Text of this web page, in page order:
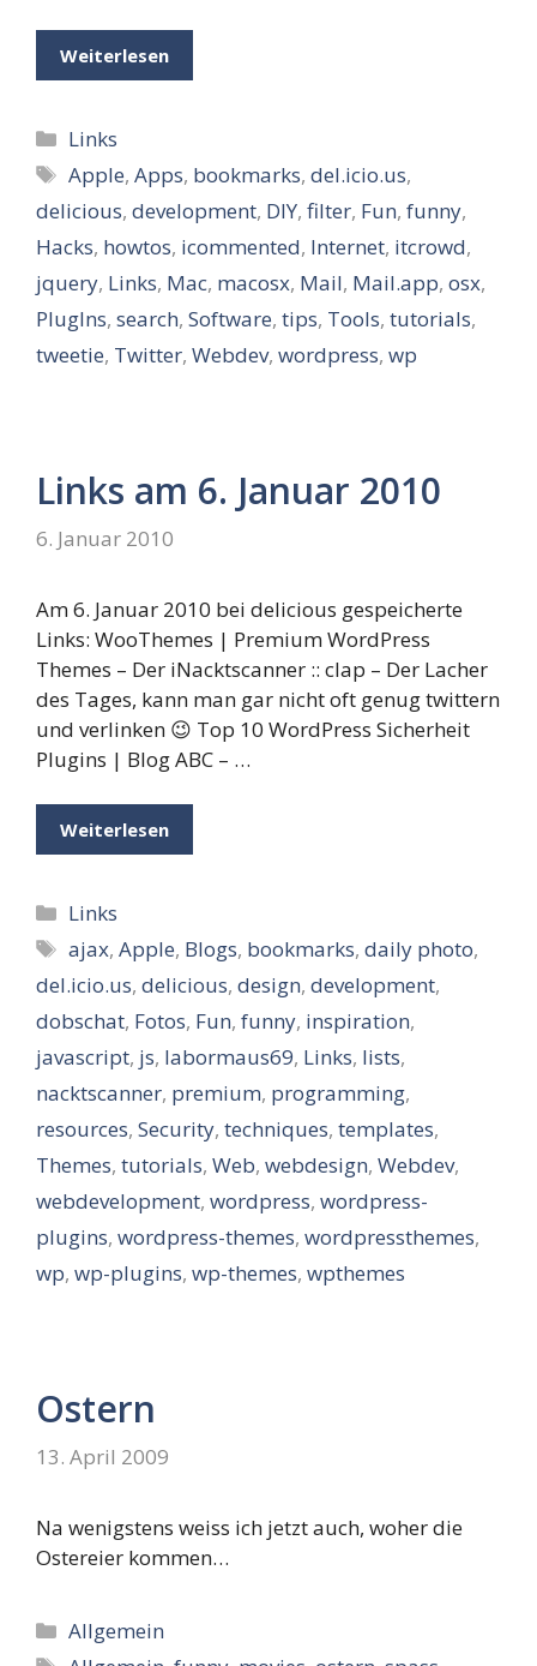
Weiterlesen
Kategorien
Links
Schlagwörter
Apple,Apps, bookmarks,del.icio.us,
delicious, development, DIY, filter, Fun, funny,
Hacks, howtos, icommented, Internet, itcrowd,
jquery, Links, Mac, macosx, Mail, Mail.app, osx,
PlugIns, search, Software, tips, Tools, tutorials,
tweetie, Twitter, Webdev, wordpress, wp
Links am 6. Januar 2010
6. Januar 2010
Am 6. Januar 2010 bei delicious gespeicherte
Links: WooThemes | Premium WordPress
Themes – Der iNacktscanner :: clap – Der Lacher
des Tages, kann man gar nicht oft genug twittern
und verlinken 😉 Top 10 WordPress Sicherheit
Plugins | Blog ABC – …
Weiterlesen
Kategorien
Links
Schlagwörter
ajax,Apple, Blogs, bookmarks,daily photo,
del.icio.us, delicious, design, development,
dobschat, Fotos, Fun, funny, inspiration,
javascript, js, labormaus69, Links, lists,
nacktscanner, premium, programming,
resources, Security, techniques, templates,
Themes, tutorials, Web, webdesign, Webdev,
webdevelopment, wordpress, wordpress-
plugins, wordpress-themes, wordpressthemes,
wp, wp-plugins, wp-themes, wpthemes
Ostern
13. April 2009
Na wenigstens weiss ich jetzt auch, woher die
Ostereier kommen…
Kategorien
Allgemein